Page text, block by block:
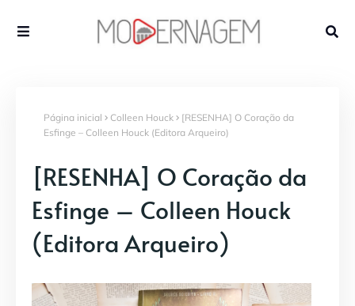
Página inicial Colleen Houck
[RESENHA] O Coração da
Esfinge – Colleen Houck (Editora Arqueiro)
[RESENHA] O Coração da
Esfinge – Colleen Houck
(Editora Arqueiro)